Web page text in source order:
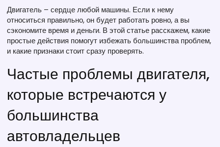
Двигатель – сердце любой машины. Если к нему
относиться правильно, он будет работать ровно, а вы
сэкономите время и деньги. В этой статье расскажем, какие
простые действия помогут избежать большинства проблем,
и какие признаки стоит сразу проверять.
Частые проблемы двигателя,
которые встречаются у
большинства
автовладельцев